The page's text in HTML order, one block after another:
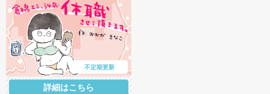
不定期更新
詳細はこちら